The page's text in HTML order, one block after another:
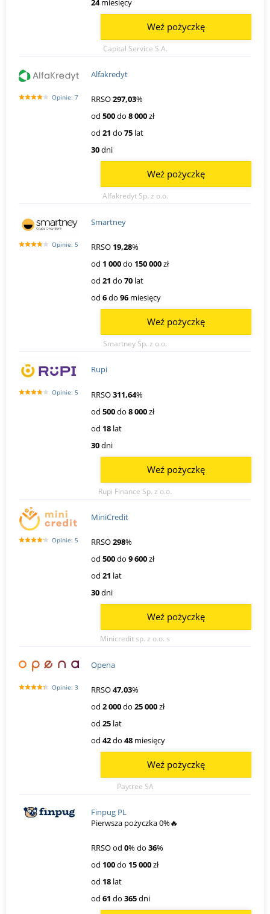
Capital Service S.A.
Weź pożyczkę
Opinie: 7
Alfakredyt
RRSO297,03%
od 500do 8 000zł
od 21 do 75 lat
30dni
Alfakredyt Sp. z o.o.
Weź pożyczkę
Opinie: 5
Smartney
RRSO 19,28%
od 1 000do 150 000zł
od 21 do 70 lat
od 6do 96 miesięcy
Smartney Sp. z o.o.
Weź pożyczkę
Opinie: 5
Rupi
RRSO311,64%
od 500do 8 000zł
od 18 lat
30dni
Rupi Finance Sp. z o.o.
Weź pożyczkę
Opinie: 5
MiniCredit
RRSO298%
od 500do 9 600zł
od 21 lat
30dni
Minicredit sp. z o.o. s
Weź pożyczkę
Opinie: 3
Opena
RRSO47,03%
od 2 000do 25 000zł
od 25 lat
od 42do 48 miesięcy
Paytree SA
Weź pożyczkę
Finpug PL
Pierwsza pożyczka 0%🔥
RRSO od 0% do 36%
od 100do 15 000zł
od 18 lat
od 61 do 365dni